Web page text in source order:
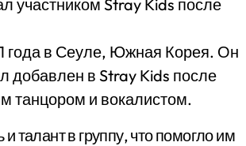
участником Stray Kids после
года в Сеуле, Южная Корея. Он
добавлен в Stray Kids после
танцором и вокалистом.
талант в группу, что помогло им